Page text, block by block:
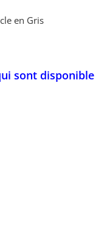
en Gris
sont disponible